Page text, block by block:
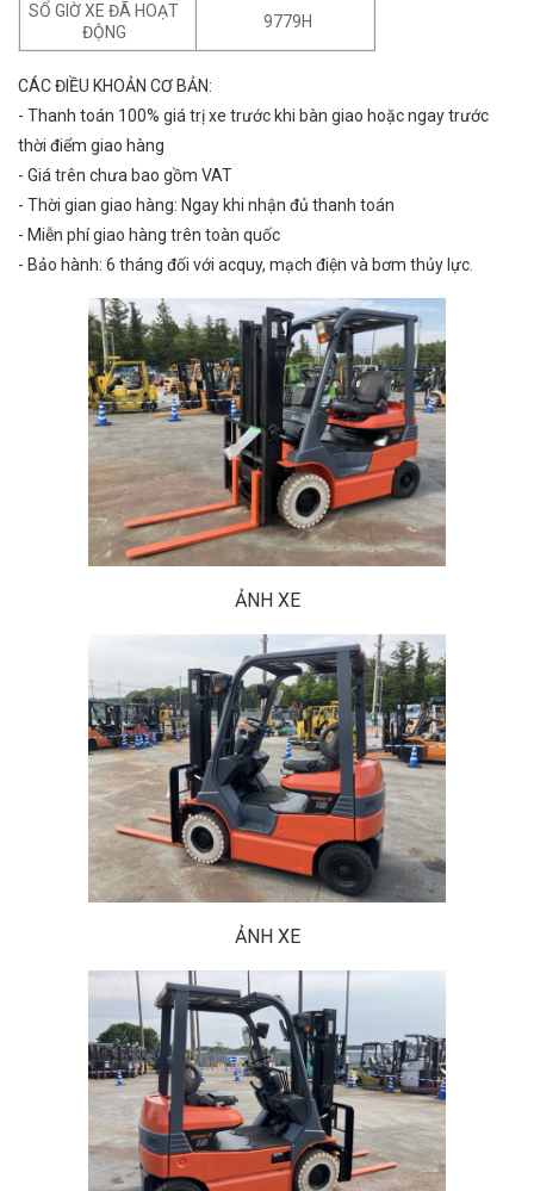
SỐ GIỜ XE ĐÃ HOẠT
ĐỘNG
9779H
CÁC ĐIỀU KHOẢN CƠ BẢN:
- Thanh toán 100% giá trị xe trước khi bàn giao hoặc ngay trước
thời điểm giao hàng
- Giá trên chưa bao gồm VAT
- Thời gian giao hàng: Ngay khi nhận đủ thanh toán
- Miễn phí giao hàng trên toàn quốc
- Bảo hành: 6 tháng đối với acquy, mạch điện và bơm thủy lực.
ẢNH XE
ẢNH XE